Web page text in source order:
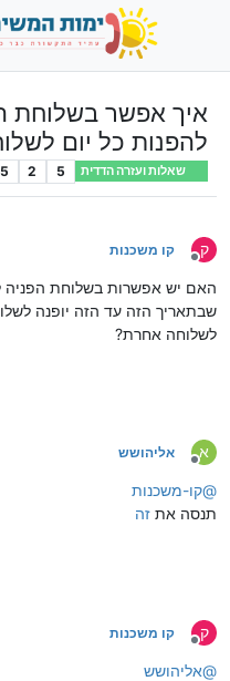
איך אפשר בשלוחת
להפנות כל יום
שאלות ועזרה הדדית 5
2
ק
מנותק
קו משכנות
האם יש אפשרות בשלוחת הפניה
שבתאריך הזה עד הזה יופנה
לשלוחה אחרת?
א
מנותק
אליהושש
@קו-משכנות
תנסה את זה
ק
מנותק
קו משכנות
@אליהושש